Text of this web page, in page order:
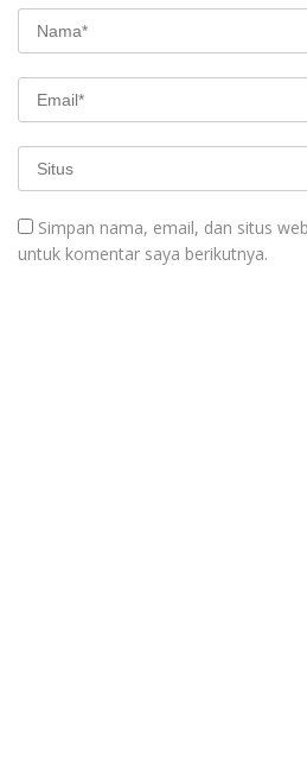
Simpan nama, email, dan situs
untuk komentar saya berikutnya.